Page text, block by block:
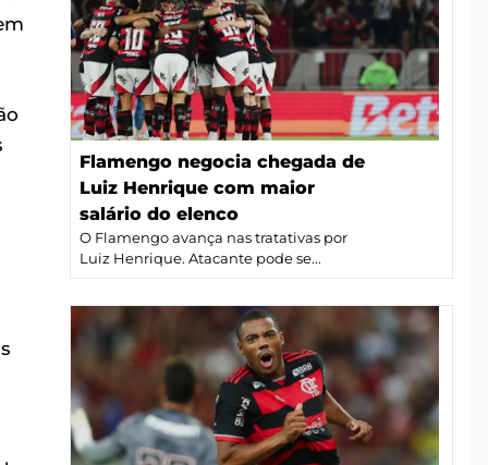
Flamengo negocia chegada de
Luiz Henrique com maior
salário do elenco
O Flamengo avança nas tratativas por
Luiz Henrique. Atacante pode se...